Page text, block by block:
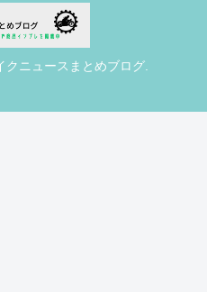
ニュースまとめブログ.